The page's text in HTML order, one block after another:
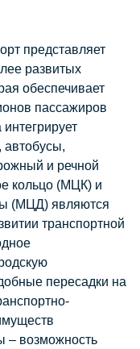
представляет
развитых
обеспечивает
пассажиров
автобусы,
и речной
кольцо (МЦК) и
(МЦД) являются
транспортной
пересадки на
– возможность